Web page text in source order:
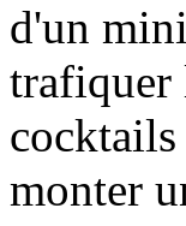
d'un
trafiquer
monter